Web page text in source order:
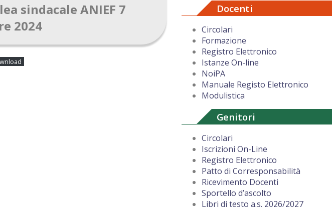
PON “ATTIVA…MENTE” TRA CREATIVITÀ E GIOCO:
AUGURI DI BUON NATALE DAL DIRIGENTE
sindacale ANIEF 7
2024
Docenti
Circolari
Formazione
Registro Elettronico
Istanze On-line
NoiPA
Manuale Registo Elettronico
Modulistica
Genitori
Circolari
Iscrizioni On-Line
Registro Elettronico
Patto di Corresponsabilità
Ricevimento Docenti
Sportello d’ascolto
Libri di testo a.s. 2026/2027